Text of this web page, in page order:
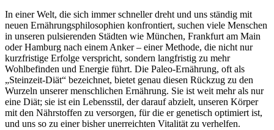
In einer Welt, die sich immer schneller dreht und uns ständig mit
neuen Ernährungsphilosophien konfrontiert, suchen viele Menschen
in unseren pulsierenden Städten wie München, Frankfurt am Main
oder Hamburg nach einem Anker – einer Methode, die nicht nur
kurzfristige Erfolge verspricht, sondern langfristig zu mehr
Wohlbefinden und Energie führt. Die Paleo-Ernährung, oft als
„Steinzeit-Diät“ bezeichnet, bietet genau diesen Rückzug zu den
Wurzeln unserer menschlichen Ernährung. Sie ist weit mehr als nur
eine Diät; sie ist ein Lebensstil, der darauf abzielt, unseren Körper
mit den Nährstoffen zu versorgen, für die er genetisch optimiert ist,
und uns so zu einer bisher unerreichten Vitalität zu verhelfen.